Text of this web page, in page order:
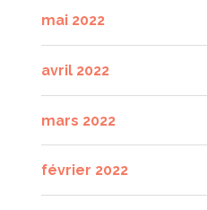
mai 2022
avril 2022
mars 2022
février 2022